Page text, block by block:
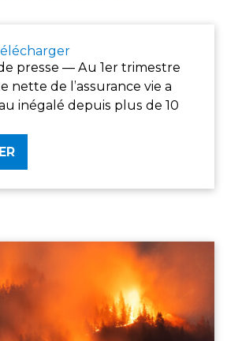
presse — Au 1er trimestre
nette de l’assurance vie a
inégalé depuis plus de 10